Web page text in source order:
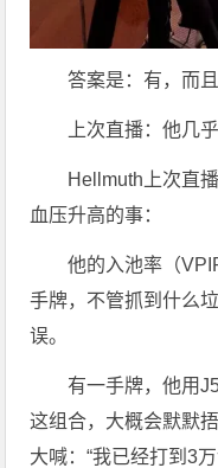
答案是：有，而
上次直播：他几
Hellmuth上次直
血压升高的事：
他的入池率（
手牌，不管抓到什么
误。
有一手牌，他用
这组合，大概会默默
大喊：“我已经打到3